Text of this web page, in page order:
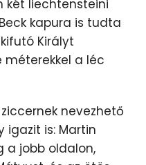
két liechtensteini
kapura is tudta
Királyt
méterekkel a léc
nevezhető
igazit is: Martin
a jobb oldalon,